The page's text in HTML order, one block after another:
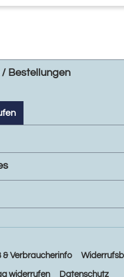
Bestellungen
& Verbraucherinfo
widerrufen Datenschutz